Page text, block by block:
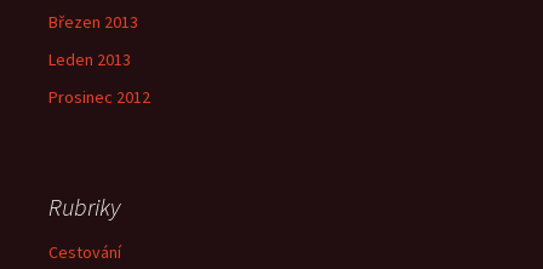
Březen 2013
Leden 2013
Prosinec 2012
Rubriky
Cestování